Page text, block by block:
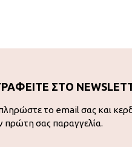
ΣΤΟ
το email σας και
πρώτη σας παραγγελία.